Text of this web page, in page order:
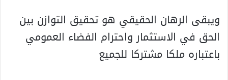
ويبقى الرهان الحقيقي هو تحقيق التوازن بين
الحق في الاستثمار واحترام الفضاء العمومي
باعتباره ملكا مشتركا للجميع